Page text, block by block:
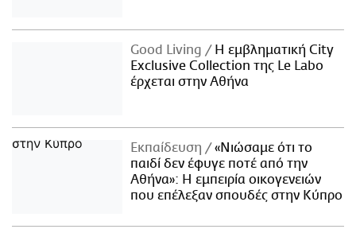
Good Living
Η εμβληματική City
Exclusive Collection της Le Labo
έρχεται στην Αθήνα
Εκπαίδευση
«Νιώσαμε ότι το
παιδί δεν έφυγε ποτέ από την
Αθήνα»: Η εμπειρία οικογενειών
που επέλεξαν σπουδές στην Κύπρο